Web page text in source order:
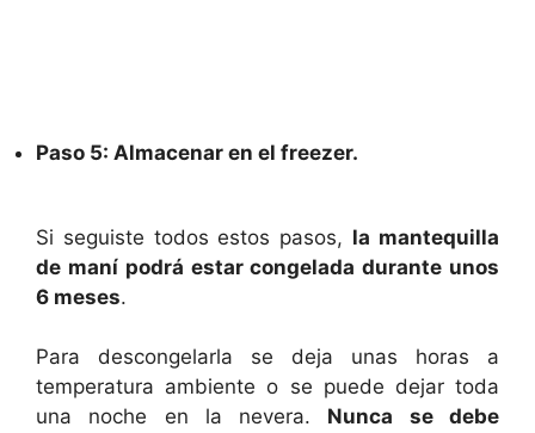
Paso 5: Almacenar en el freezer.
Si seguiste todos estos pasos, la mantequilla
de maní podrá estar congelada durante unos
6 meses.
Para descongelarla se deja unas horas a
temperatura ambiente o se puede dejar toda
una noche en la nevera. Nunca se debe